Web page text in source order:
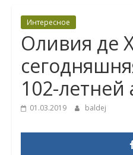
Интересное
Оливия де
102-летней
01.03.2019 baldej